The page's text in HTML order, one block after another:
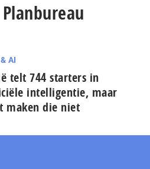
AI
telt 744 starters in
intelligentie, maar
maken die niet